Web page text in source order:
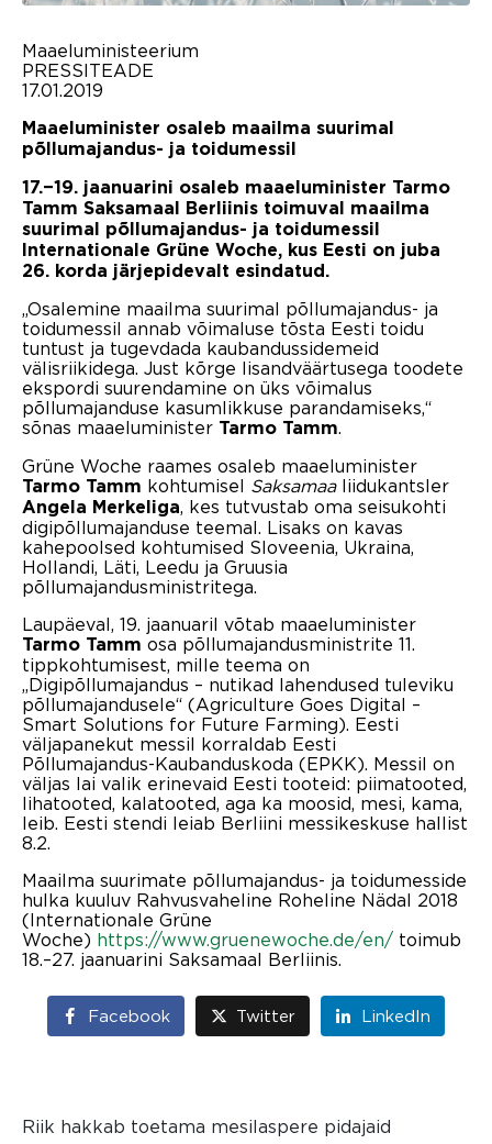
Maaeluministeerium
PRESSITEADE
17.01.2019
Maaeluminister osaleb maailma suurimal
põllumajandus- ja toidumessil
17.−19. jaanuarini osaleb maaeluminister Tarmo
Tamm Saksamaal Berliinis toimuval maailma
suurimal põllumajandus- ja toidumessil
Internationale Grüne Woche, kus Eesti on juba
26. korda järjepidevalt esindatud.
„Osalemine maailma suurimal põllumajandus- ja
toidumessil annab võimaluse tõsta Eesti toidu
tuntust ja tugevdada kaubandussidemeid
välisriikidega. Just kõrge lisandväärtusega toodete
ekspordi suurendamine on üks võimalus
põllumajanduse kasumlikkuse parandamiseks,“
sõnas maaeluminister Tarmo Tamm.
Grüne Woche raames osaleb maaeluminister
Tarmo Tamm kohtumisel Saksamaaliidukantsler
Angela Merkeliga, kes tutvustab oma seisukohti
digipõllumajanduse teemal. Lisaks on kavas
kahepoolsed kohtumised Sloveenia, Ukraina,
Hollandi, Läti, Leedu ja Gruusia
põllumajandusministritega.
Laupäeval, 19. jaanuaril võtab maaeluminister
Tarmo Tamm osa põllumajandusministrite 11.
tippkohtumisest, mille teema on
„Digipõllumajandus – nutikad lahendused tuleviku
põllumajandusele“ (Agriculture Goes Digital –
Smart Solutions for Future Farming). Eesti
väljapanekut messil korraldab Eesti
Põllumajandus-Kaubanduskoda (EPKK). Messil on
väljas lai valik erinevaid Eesti tooteid: piimatooted,
lihatooted, kalatooted, aga ka moosid, mesi, kama,
leib. Eesti stendi leiab Berliini messikeskuse hallist
8.2.
Maailma suurimate põllumajandus- ja toidumesside
hulka kuuluv Rahvusvaheline Roheline Nädal 2018
(Internationale Grüne
Woche) https://www.gruenewoche.de/en/ toimub
18.–27. jaanuarini Saksamaal Berliinis.
Facebook Twitter LinkedIn
Riik hakkab toetama mesilaspere pidajaid